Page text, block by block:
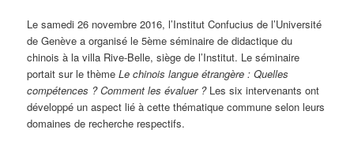
Le samedi 26 novembre 2016, l’Institut Confucius de l’Université
de Genève a organisé le 5ème séminaire de didactique du
chinois à la villa Rive-Belle, siège de l’Institut. Le séminaire
portait sur le thèmeLe chinois langue étrangère : Quelles
compétences ? Comment les évaluer ?Les six intervenants ont
développé un aspect lié à cette thématique commune selon leurs
domaines de recherche respectifs.